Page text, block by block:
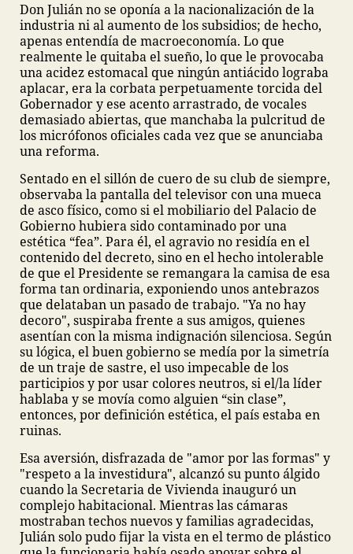
Don Julián no se oponía a la nacionalización de la
industria ni al aumento de los subsidios; de hecho,
apenas entendía de macroeconomía. Lo que
realmente le quitaba el sueño, lo que le provocaba
una acidez estomacal que ningún antiácido lograba
aplacar, era la corbata perpetuamente torcida del
Gobernador y ese acento arrastrado, de vocales
demasiado abiertas, que manchaba la pulcritud de
los micrófonos oficiales cada vez que se anunciaba
una reforma.
Sentado en el sillón de cuero de su club de siempre,
observaba la pantalla del televisor con una mueca
de asco físico, como si el mobiliario del Palacio de
Gobierno hubiera sido contaminado por una
estética “fea”. Para él, el agravio no residía en el
contenido del decreto, sino en el hecho intolerable
de que el Presidente se remangara la camisa de esa
forma tan ordinaria, exponiendo unos antebrazos
que delataban un pasado de trabajo. "Ya no hay
decoro", suspiraba frente a sus amigos, quienes
asentían con la misma indignación silenciosa. Según
su lógica, el buen gobierno se medía por la simetría
de un traje de sastre, el uso impecable de los
participios y por usar colores neutros, si el/la líder
hablaba y se movía como alguien “sin clase”,
entonces, por definición estética, el país estaba en
ruinas.
Esa aversión, disfrazada de "amor por las formas" y
"respeto a la investidura", alcanzó su punto álgido
cuando la Secretaria de Vivienda inauguró un
complejo habitacional. Mientras las cámaras
mostraban techos nuevos y familias agradecidas,
Julián solo pudo fijar la vista en el termo de plástico